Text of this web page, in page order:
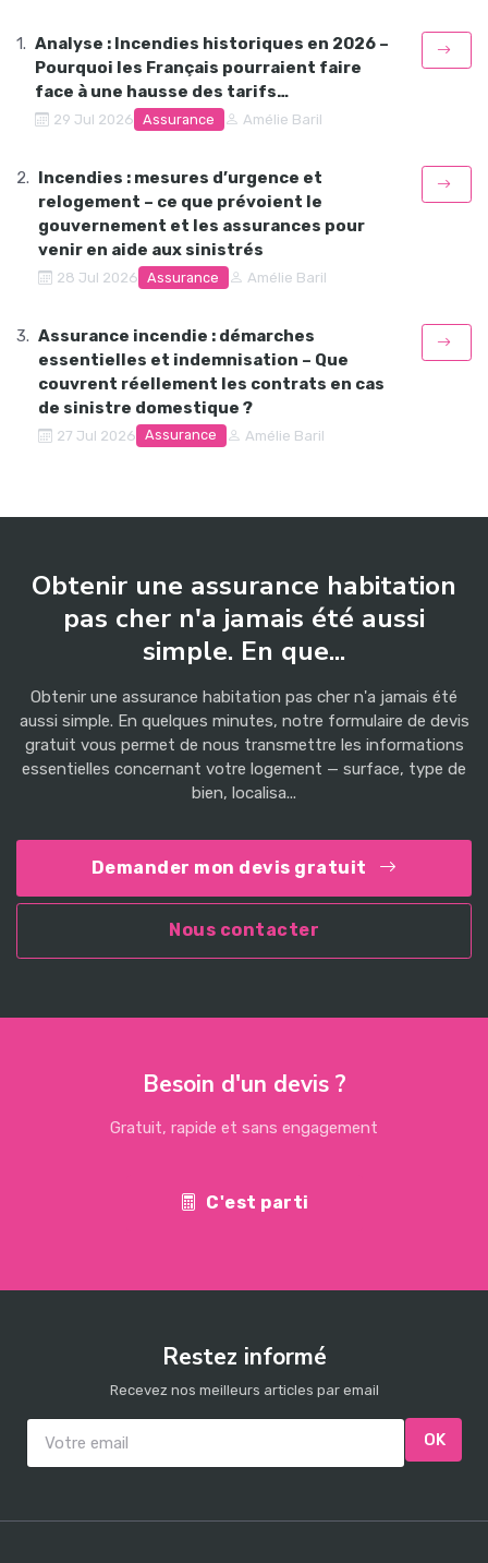
Analyse : Incendies historiques en 2026 –
Pourquoi les Français pourraient faire
face à une hausse des tarifs…
29 Jul 2026 Assurance Amélie Baril
Incendies : mesures d’urgence et
relogement – ce que prévoient le
gouvernement et les assurances pour
venir en aide aux sinistrés
28 Jul 2026 Assurance Amélie Baril
Assurance incendie : démarches
essentielles et indemnisation – Que
couvrent réellement les contrats en cas
de sinistre domestique ?
27 Jul 2026 Assurance Amélie Baril
Obtenir une assurance habitation
pas cher n'a jamais été aussi
simple. En que...
Obtenir une assurance habitation pas cher n'a jamais été
aussi simple. En quelques minutes, notre formulaire de devis
gratuit vous permet de nous transmettre les informations
essentielles concernant votre logement — surface, type de
bien, localisa...
Demander mon devis gratuit
Nous contacter
Besoin d'un devis ?
Gratuit, rapide et sans engagement
C'est parti
Restez informé
Recevez nos meilleurs articles par email
OK